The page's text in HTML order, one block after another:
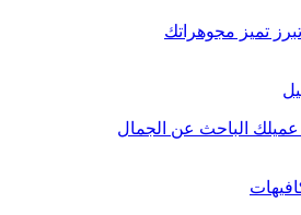
تميز مجوهراتك
الباحث عن الجمال